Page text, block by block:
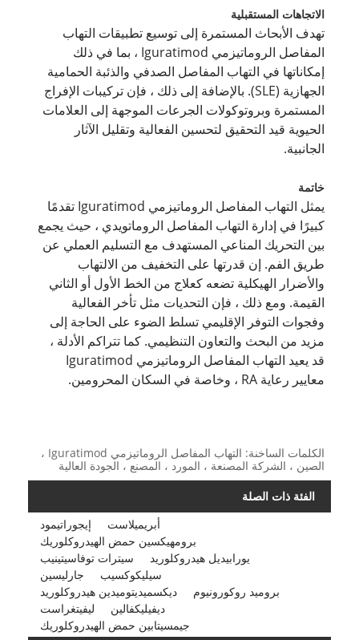
الاتجاهات المستقبلية
تهدف الأبحاث المستمرة إلى توسيع تطبيقات التهاب
المفاصل الروماتيزمي Iguratimod ، بما في ذلك
إمكاناتها في التهاب المفاصل الصدفي والذئبة الحمامية
الجهازية (SLE). بالإضافة إلى ذلك ، فإن تركيبات الإفراج
المستمرة وبروتوكولات الجرعات الموجهة إلى العلامات
الحيوية قيد التحقيق لتحسين الفعالية وتقليل الآثار
الجانبية.
خاتمة
يمثل التهاب المفاصل الروماتيزمي Iguratimod تقدمًا
كبيرًا في إدارة التهاب المفاصل الروماتويدي ، حيث يجمع
بين التحريك المناعي المستهدف مع التسليم العملي عن
طريق الفم. إن قدرتها على التخفيف من الالتهاب
والأضرار الهيكلية تضعه كعلاج من الخط الأول أو الثاني
القيمة. ومع ذلك ، فإن التحديات مثل تأخر الفعالية
وفجوات التوفر الإقليمي تسلط الضوء على الحاجة إلى
مزيد من البحث والتعاون التنظيمي. كما تتراكم الأدلة ،
قد يعيد التهاب المفاصل الروماتيزمي Iguratimod
معايير رعاية RA ، وخاصة في السكان المحرومين.
الكلمات الساخنة: التهاب المفاصل الروماتيزمي Iguratimod ،
الصين ، الشركة المصنعة ، المورد ، المصنع ، الجودة العالية
الفئة ذات الصلة
إيجوراتيمود
أبريميلاست
برومهيكسين حمض الهيدروكلوريك
سيترات توفاسيتينيب
يورابيديل هيدروكلوريد
جارليسين
سيليكوكسيب
ديكسميديتوميدين هيدروكلوريد
بروميد روكورونيوم
ليفيتغراست
ديفيليكفالين
جيمسيتابين حمض الهيدروكلوريك